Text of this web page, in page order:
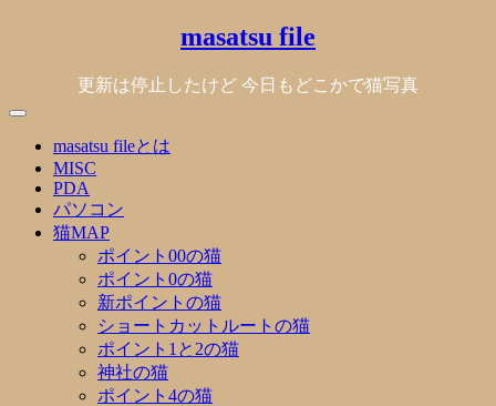
masatsu file
更新は停止したけど 今日もどこかで猫写真
masatsu fileとは
MISC
PDA
パソコン
猫MAP
ポイント00の猫
ポイント0の猫
新ポイントの猫
ショートカットルートの猫
ポイント1と2の猫
神社の猫
ポイント4の猫